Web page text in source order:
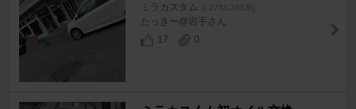
ミラカスタム [L275/L285系]
たっきー@岩手さん
17
0